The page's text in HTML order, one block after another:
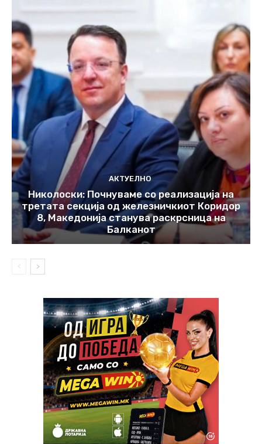
АКТУЕЛНО
Николоски: Почнуваме со реализација на
третата секција од железничкиот Коридор
8, Македонија станува раскрсница на
Балканот